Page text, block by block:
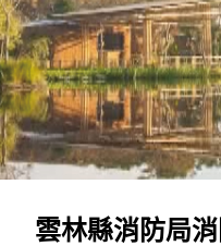
雲林縣消防局